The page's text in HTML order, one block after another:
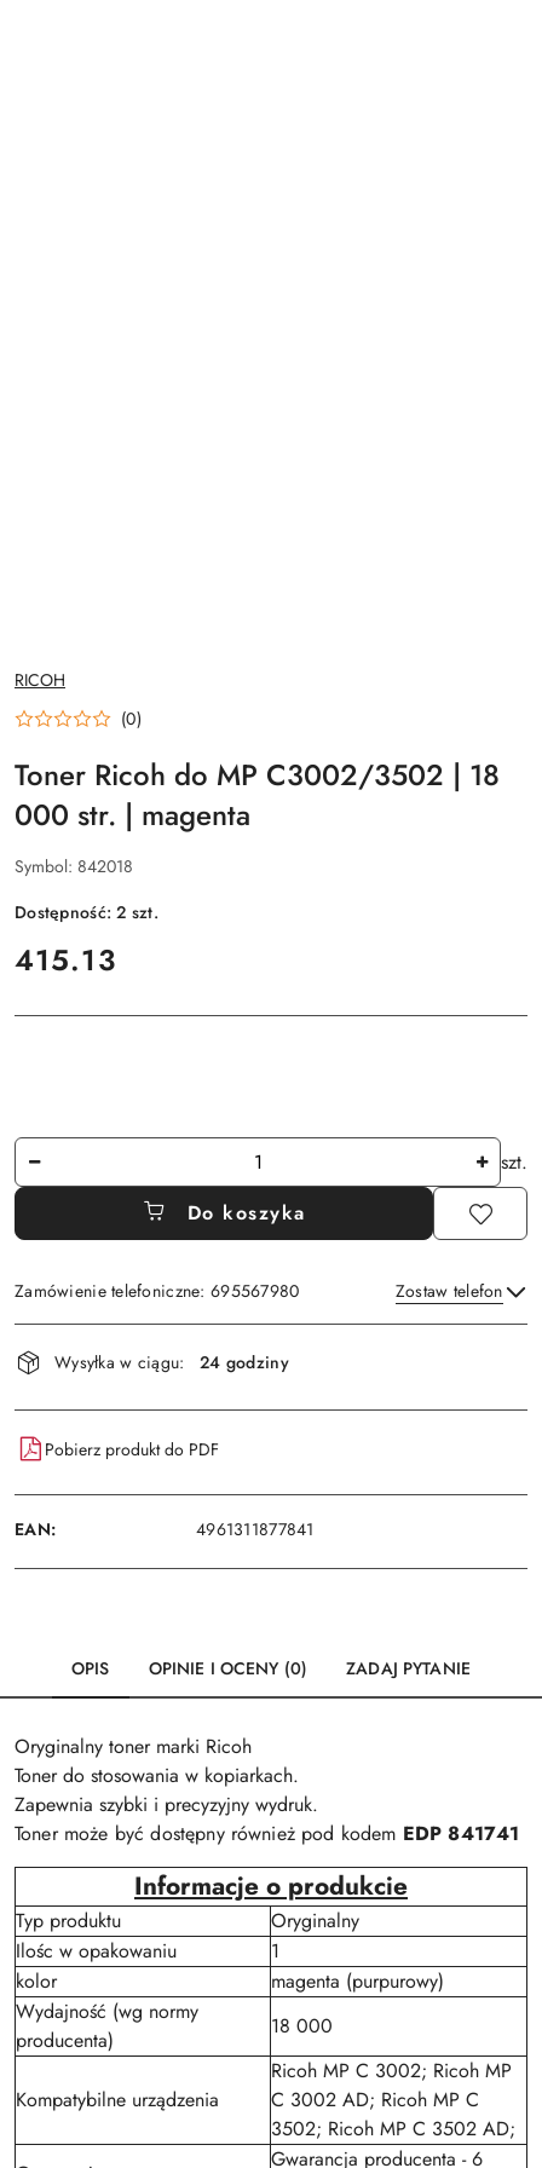
NAZWA
PRODUCENTA:
RICOH
(0)
Toner Ricoh do MP C3002/3502 | 18
000 str. | magenta
Symbol: 842018
Dostępność:2 szt.
cena:
415.13
Ilość
szt.
Do koszyka
Zamówienie telefoniczne: 695567980 Zostaw telefon
Dostępność
i
dostawa
Wysyłka w ciągu: 24 godziny
Pobierz produkt do PDF
EAN: 4961311877841
OPIS OPINIE I OCENY (0) ZADAJ PYTANIE
Oryginalny toner marki Ricoh
Toner do stosowania w kopiarkach.
Zapewnia szybki i precyzyjny wydruk.
Toner może być dostępny również pod kodem EDP 841741
Informacje o produkcie
Typ produktu
Oryginalny
Ilośc w opakowaniu
1
kolor
magenta (purpurowy)
Wydajność (wg normy
producenta)
18 000
Kompatybilne urządzenia
Ricoh MP C 3002; Ricoh MP
C 3002 AD; Ricoh MP C
3502; Ricoh MP C 3502 AD;
Gwarancja producenta - 6